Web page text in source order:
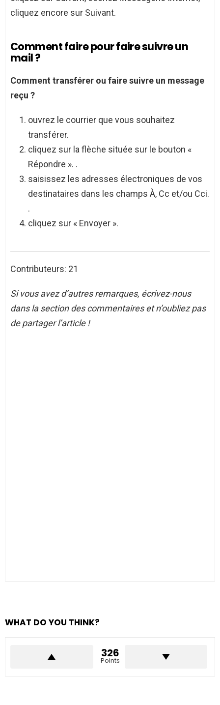
cliquez encore sur Suivant.
Comment faire pour faire suivre un
mail ?
Comment transférer ou faire suivre un message
reçu ?
ouvrez le courrier que vous souhaitez
transférer.
cliquez sur la flèche située sur le bouton «
Répondre ». .
saisissez les adresses électroniques de vos
destinataires dans les champs À, Cc et/ou Cci.
.
cliquez sur « Envoyer ».
Contributeurs: 21
Si vous avez d’autres remarques, écrivez-nous
dans la section des commentaires et n’oubliez pas
de partager l’article !
WHAT DO YOU THINK?
326
Points